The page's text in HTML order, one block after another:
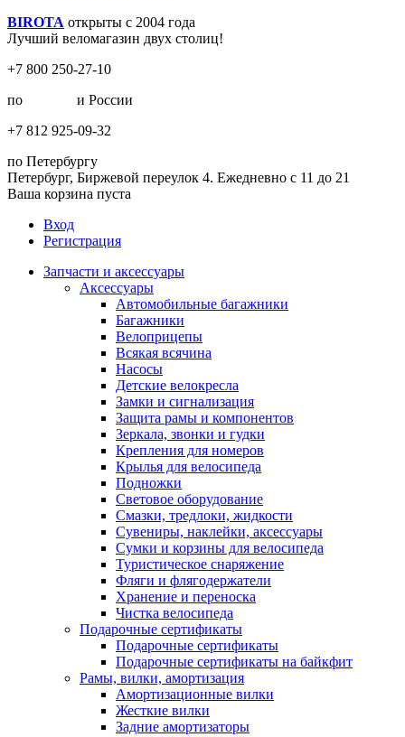
BIROTA открыты с 2004 года
Лучший веломагазин двух столиц!
+7 800 250-27-10
по
и России
+7 812 925-09-32
по Петербургу
Петербург, Биржевой переулок 4. Ежедневно с 11 до 21
Ваша корзина пуста
Вход
Регистрация
Запчасти и аксессуары
Аксессуары
Автомобильные багажники
Багажники
Велоприцепы
Всякая всячина
Насосы
Детские велокресла
Замки и сигнализация
Защита рамы и компонентов
Зеркала, звонки и гудки
Крепления для номеров
Крылья для велосипеда
Подножки
Световое оборудование
Смазки, тредлоки, жидкости
Сувениры, наклейки, аксессуары
Сумки и корзины для велосипеда
Туристическое снаряжение
Фляги и флягодержатели
Хранение и переноска
Чистка велосипеда
Подарочные сертификаты
Подарочные сертификаты
Подарочные сертификаты на байкфит
Рамы, вилки, амортизация
Амортизационные вилки
Жесткие вилки
Задние амортизаторы